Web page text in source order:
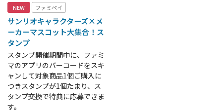
NEW ファミペイ
サンリオキャラクターズ×メ
ーカーマスコット大集合！ス
タンプ
スタンプ開催期間中に、ファミ
マのアプリのバーコードをスキ
ャンして対象商品1個ご購入に
つきスタンプが1個たまり、ス
タンプ交換で特典に応募できま
す。